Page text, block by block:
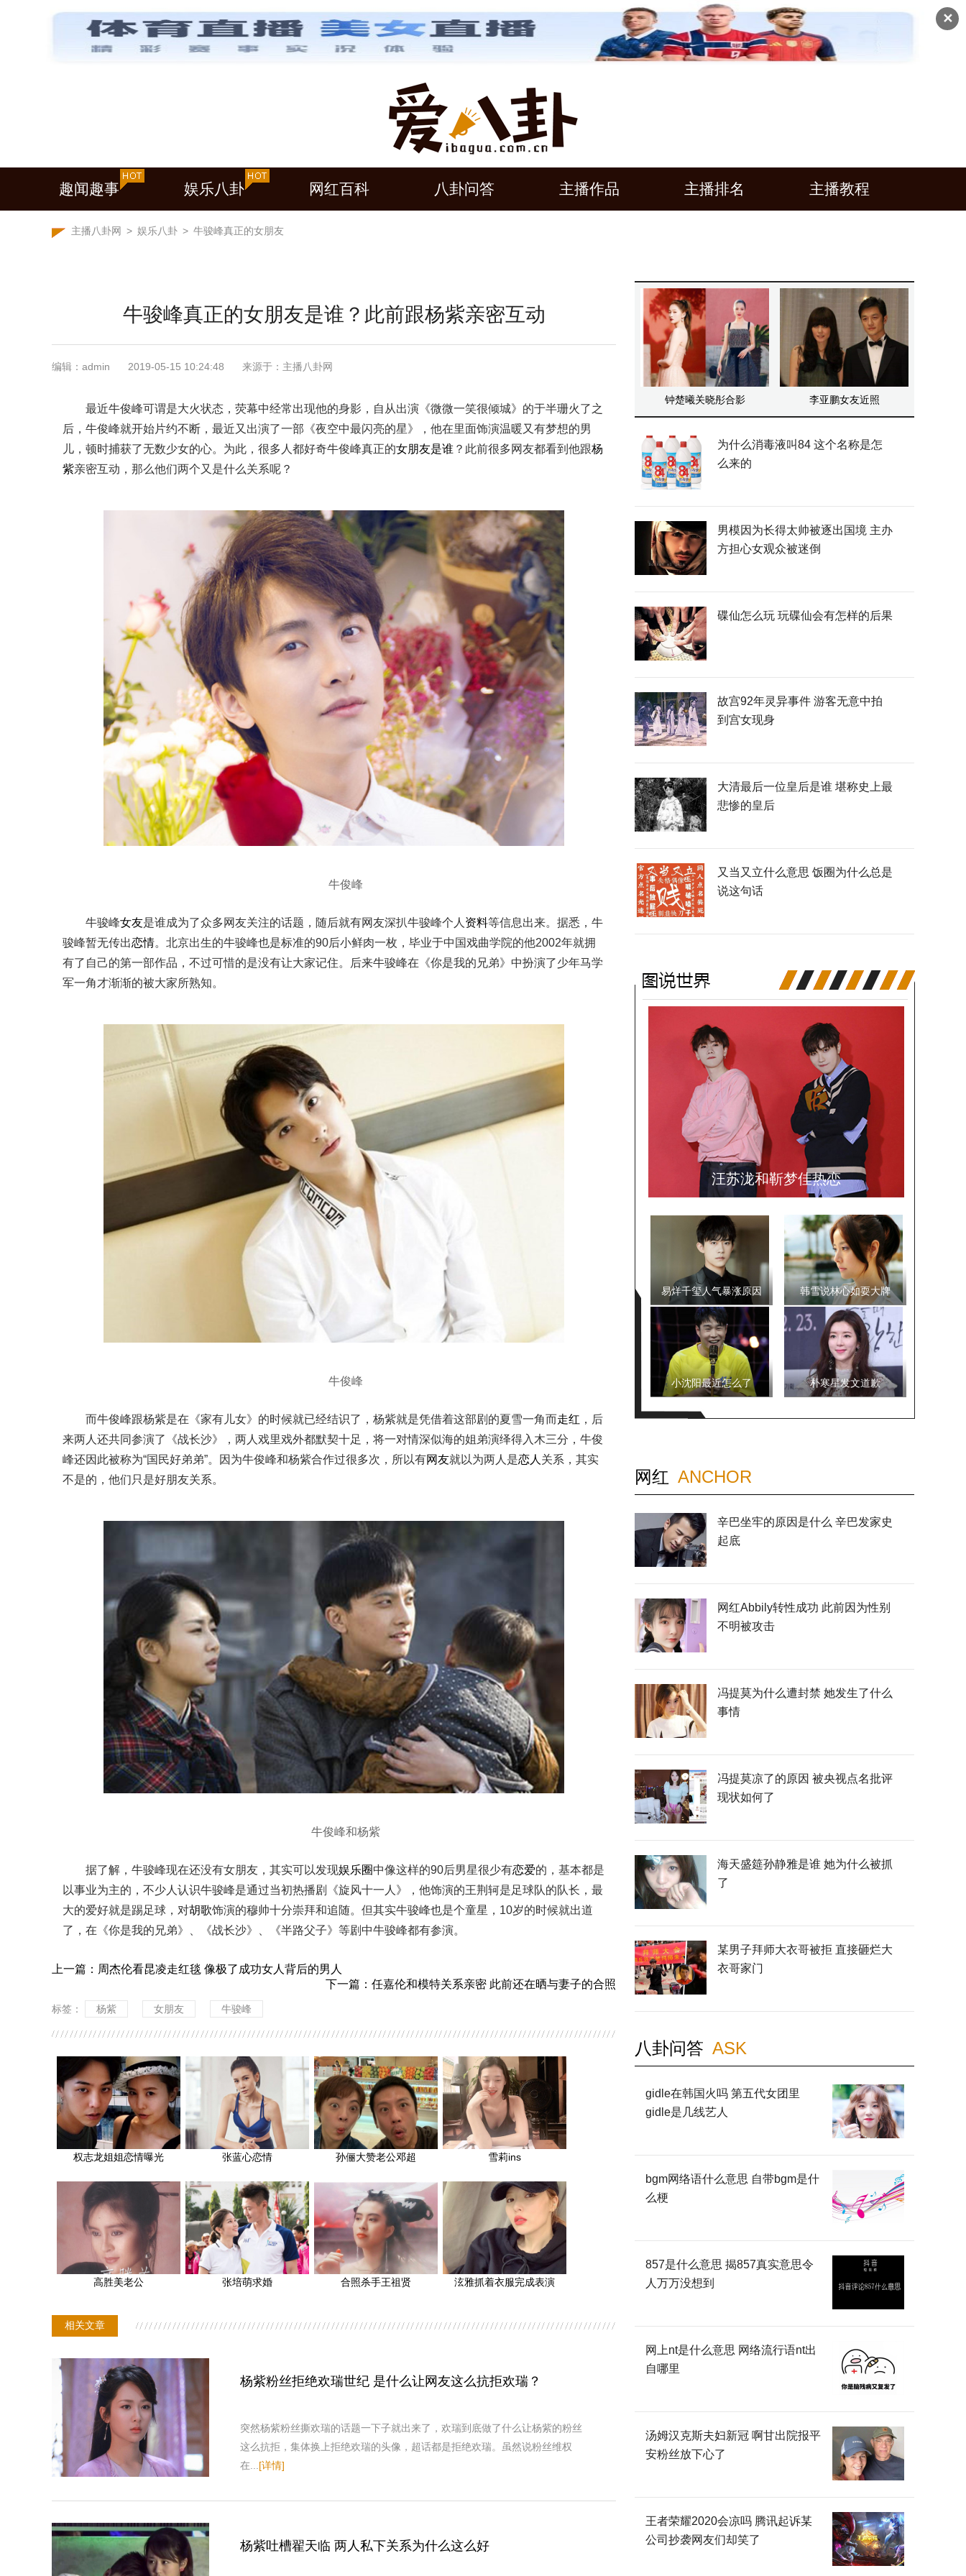
✕
趣闻趣事 娱乐八卦 网红百科 八卦问答 主播作品 主播排名 主播教程
主播八卦网 > 娱乐八卦 > 牛骏峰真正的女朋友
牛骏峰真正的女朋友是谁？此前跟杨紫亲密互动
编辑：admin 2019-05-15 10:24:48 来源于：主播八卦网
最近牛俊峰可谓是大火状态，荧幕中经常出现他的身影，自从出演《微微一笑很倾城》的于半珊火了之
后，牛俊峰就开始片约不断，最近又出演了一部《夜空中最闪亮的星》，他在里面饰演温暖又有梦想的男
儿，顿时捕获了无数少女的心。为此，很多人都好奇牛俊峰真正的女朋友是谁 ？此前很多网友都看到他跟杨
紫亲密互动，那么他们两个又是什么关系呢？
牛俊峰
牛骏峰女友是谁成为了众多网友关注的话题，随后就有网友深扒牛骏峰个人 资料等信息出来。据悉，牛
骏峰暂无传出恋情。北京出生的牛骏峰也是标准的90后小鲜肉一枚，毕业于中国戏曲学院的他2002年就拥
有了自己的第一部作品，不过可惜的是没有让大家记住。后来牛骏峰在《你是我的兄弟》中扮演了少年马学
军一角才渐渐的被大家所熟知。
牛俊峰
而牛俊峰跟杨紫是在《家有儿女》的时候就已经结识了，杨紫就是凭借着这部剧的夏雪一角而走红 ，后
来两人还共同参演了《战长沙》，两人戏里戏外都默契十足，将一对情深似海的姐弟演绎得入木三分，牛俊
峰还因此被称为“国民好弟弟”。因为牛俊峰和杨紫合作过很多次，所以有网友就以为两人是恋人 关系，其实
不是的，他们只是好朋友关系。
牛俊峰和杨紫
据了解，牛骏峰现在还没有女朋友，其实可以发现娱乐圈中像这样的90后男星很少有恋爱的，基本都是
以事业为主的，不少人认识牛骏峰是通过当初热播剧《旋风十一人》，他饰演的王荆轲是足球队的队长，最
大的爱好就是踢足球，对胡歌饰演的穆帅十分崇拜和追随。但其实牛骏峰也是个童星，10岁的时候就出道
了，在《你是我的兄弟》、《战长沙》、《半路父子》等剧中牛骏峰都有参演。
上一篇： 周杰伦看昆凌走红毯 像极了成功女人背后的男人
下一篇： 任嘉伦和模特关系亲密 此前还在晒与妻子的合照
标签： 杨紫 女朋友 牛骏峰
权志龙姐姐恋情曝光 张蓝心恋情 孙俪大赞老公邓超 雪莉ins
高胜美老公 张培萌求婚 合照杀手王祖贤 泫雅抓着衣服完成表演
相关文章
杨紫粉丝拒绝欢瑞世纪 是什么让网友这么抗拒欢瑞？
突然杨紫粉丝撕欢瑞的话题一下子就出来了，欢瑞到底做了什么让杨紫的粉丝
这么抗拒，集体换上拒绝欢瑞的头像，超话都是拒绝欢瑞。虽然说粉丝维权
在... [详情]
杨紫吐槽翟天临 两人私下关系为什么这么好
钟楚曦关晓彤合影 李亚鹏女友近照
为什么消毒液叫84 这个名称是怎
么来的
男模因为长得太帅被逐出国境 主办
方担心女观众被迷倒
碟仙怎么玩 玩碟仙会有怎样的后果
故宫92年灵异事件 游客无意中拍
到宫女现身
大清最后一位皇后是谁 堪称史上最
悲惨的皇后
又当又立什么意思 饭圈为什么总是
说这句话
汪苏泷和靳梦佳热恋
易烊千玺人气暴涨原因 韩雪说林心如耍大牌
小沈阳最近怎么了 朴寒星发文道歉
网红 ANCHOR
辛巴坐牢的原因是什么 辛巴发家史
起底
网红Abbily转性成功 此前因为性别
不明被攻击
冯提莫为什么遭封禁 她发生了什么
事情
冯提莫凉了的原因 被央视点名批评
现状如何了
海天盛筵孙静雅是谁 她为什么被抓
了
某男子拜师大衣哥被拒 直接砸烂大
衣哥家门
八卦问答 ASK
gidle在韩国火吗 第五代女团里
gidle是几线艺人
bgm网络语什么意思 自带bgm是什
么梗
857是什么意思 揭857真实意思令
人万万没想到
网上nt是什么意思 网络流行语nt出
自哪里
汤姆汉克斯夫妇新冠 啊甘出院报平
安粉丝放下心了
王者荣耀2020会凉吗 腾讯起诉某
公司抄袭网友们却笑了